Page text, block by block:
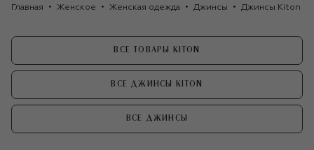
Главная Женское Женская одежда Джинсы Джинсы Kiton
ВСЕ ТОВАРЫ KITON
ВСЕ ДЖИНСЫ KITON
ВСЕ ДЖИНСЫ